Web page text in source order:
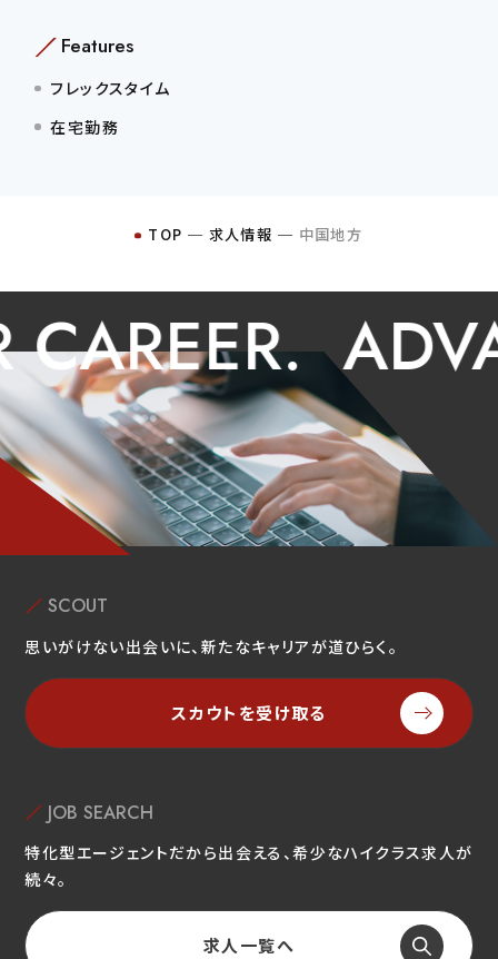
Features
フレックスタイム
在宅勤務
TOP ─ 求人情報 ─ 中国地方
SCOUT
思いがけない出会いに、新たなキャリアが道ひらく。
スカウトを受け取る
JOB SEARCH
特化型エージェントだから出会える、希少なハイクラス求人が
続々。
求人一覧へ